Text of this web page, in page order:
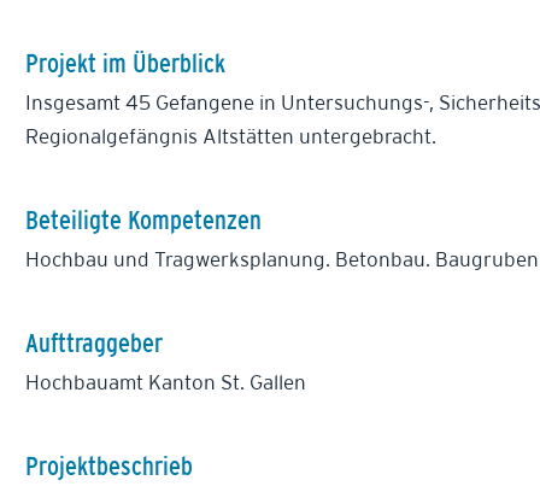
Projekt im Überblick
Insgesamt 45 Gefangene in Untersuchungs-,
Regionalgefängnis Altstätten untergebracht.
Beteiligte Kompetenzen
Hochbau und Tragwerksplanung. Betonbau.
Aufttraggeber
Hochbauamt Kanton St. Gallen
Projektbeschrieb